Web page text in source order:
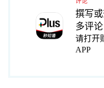
撰写
多评论
请打开
APP